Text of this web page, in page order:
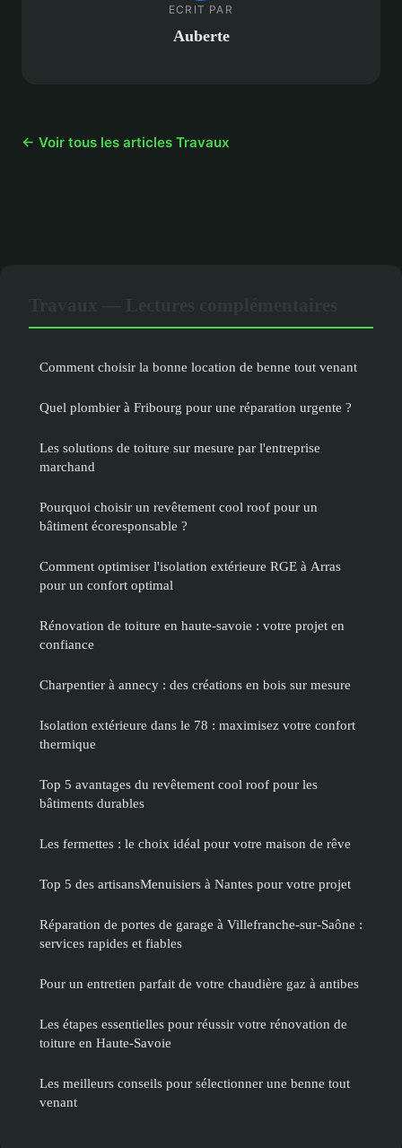
ECRIT PAR
Auberte
← Voir tous les articles Travaux
Comment choisir la bonne location de benne tout venant
Quel plombier à Fribourg pour une réparation urgente ?
Les solutions de toiture sur mesure par l'entreprise
marchand
Pourquoi choisir un revêtement cool roof pour un
bâtiment écoresponsable ?
Comment optimiser l'isolation extérieure RGE à Arras
pour un confort optimal
Rénovation de toiture en haute-savoie : votre projet en
confiance
Charpentier à annecy : des créations en bois sur mesure
Isolation extérieure dans le 78 : maximisez votre confort
thermique
Top 5 avantages du revêtement cool roof pour les
bâtiments durables
Les fermettes : le choix idéal pour votre maison de rêve
Top 5 des artisansMenuisiers à Nantes pour votre projet
Réparation de portes de garage à Villefranche-sur-Saône :
services rapides et fiables
Pour un entretien parfait de votre chaudière gaz à antibes
Les étapes essentielles pour réussir votre rénovation de
toiture en Haute-Savoie
Les meilleurs conseils pour sélectionner une benne tout
venant